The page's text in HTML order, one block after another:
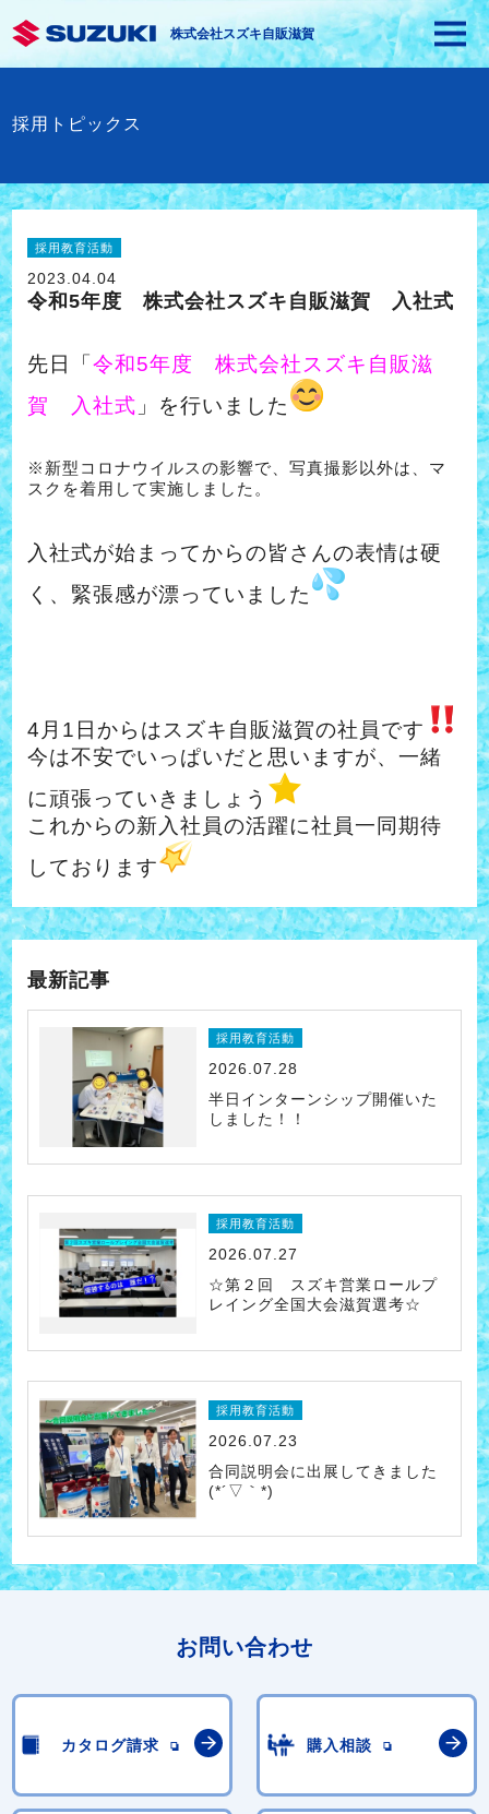
株式会社スズキ自販滋賀
採用トピックス
採用教育活動
2023.04.04
令和5年度 株式会社スズキ自販滋賀 入社式
先日「令和5年度 株式会社スズキ自販滋
賀 入社式 」を行いました
※新型コロナウイルスの影響で、写真撮影以外は、マ
スクを着用して実施しました。
入社式が始まってからの皆さんの表情は硬
く、緊張感が漂っていました
4月1日からはスズキ自販滋賀の社員です
今は不安でいっぱいだと思いますが、一緒
に頑張っていきましょう
これからの新入社員の活躍に社員一同期待
しております
最新記事
採用教育活動
2026.07.28
半日インターンシップ開催いた
しました！！
採用教育活動
2026.07.27
☆第２回 スズキ営業ロールプ
レイング全国大会滋賀選考☆
採用教育活動
2026.07.23
合同説明会に出展してきました
(*´▽｀*)
お問い合わせ
カタログ請求 購入相談